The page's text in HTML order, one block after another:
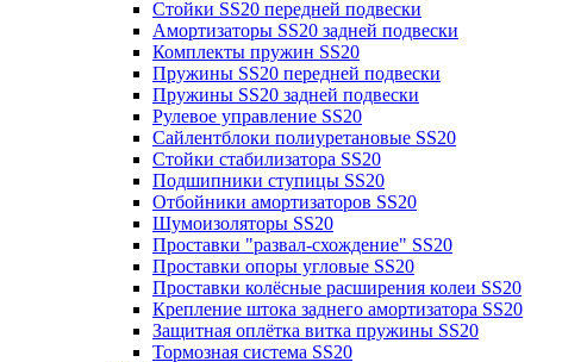
Стойки SS20 передней подвески
Амортизаторы SS20 задней подвески
Комплекты пружин SS20
Пружины SS20 передней подвески
Пружины SS20 задней подвески
Рулевое управление SS20
Сайлентблоки полиуретановые SS20
Стойки стабилизатора SS20
Подшипники ступицы SS20
Отбойники амортизаторов SS20
Шумоизоляторы SS20
Проставки "развал-схождение" SS20
Проставки опоры угловые SS20
Проставки колёсные расширения колеи SS20
Крепление штока заднего амортизатора SS20
Защитная оплётка витка пружины SS20
Тормозная система SS20